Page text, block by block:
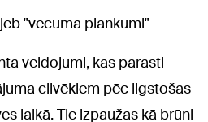
"vecuma plankumi"
veidojumi, kas parasti
cilvēkiem pēc ilgstošas
laikā. Tie izpaužas kā brūni